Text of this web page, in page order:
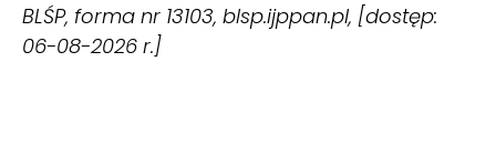
BLŚP, forma nr 13103, blsp.ijppan.pl, [dostęp:
06-08-2026 r.]